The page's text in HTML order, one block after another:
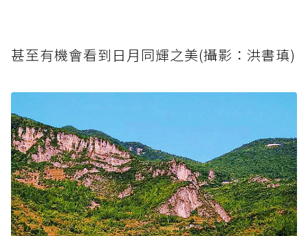
甚至有機會看到日月同輝之美(攝影：洪書瑱)